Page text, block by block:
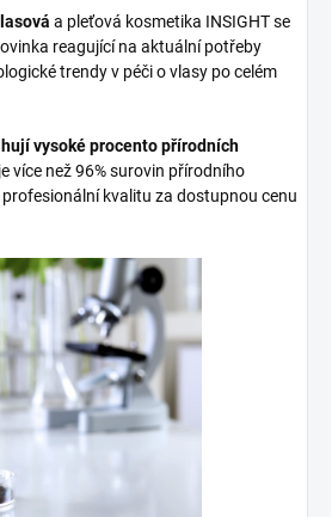
a pleťová kosmetika INSIGHT se
reagující na aktuální potřeby
trendy v péči o vlasy po celém
vysoké procento přírodních
více než 96% surovin přírodního
kvalitu za dostupnou cenu